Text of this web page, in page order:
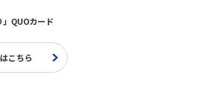
」QUOカード
こちら